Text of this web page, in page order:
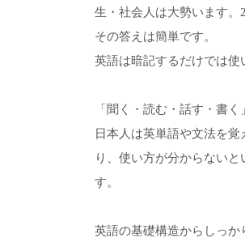
生・社会人は大勢います。
その答えは簡単です。
英語は暗記するだけでは使
「聞く・読む・話す・書
日本人は英単語や文法を
り、使い方が分からない
す。
英語の基礎構造からしっ